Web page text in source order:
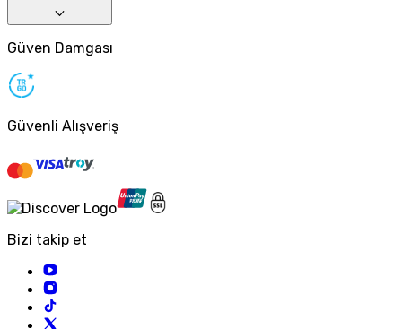
Güven Damgası
Güvenli Alışveriş
Bizi takip et